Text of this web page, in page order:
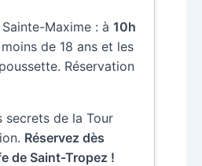
Maxime : à 10h
de 18 ans et les
Réservation
secrets de la Tour
Réservez dès
de Saint-Tropez !